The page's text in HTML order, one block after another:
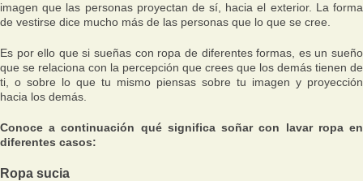
imagen que las personas proyectan de sí, hacia el exterior. La forma
de vestirse dice mucho más de las personas que lo que se cree.
Es por ello que si sueñas con ropa de diferentes formas, es un sueño
que se relaciona con la percepción que crees que los demás tienen de
ti, o sobre lo que tu mismo piensas sobre tu imagen y proyección
hacia los demás.
Conoce a continuación qué significa soñar con lavar ropa en
diferentes casos:
Ropa sucia